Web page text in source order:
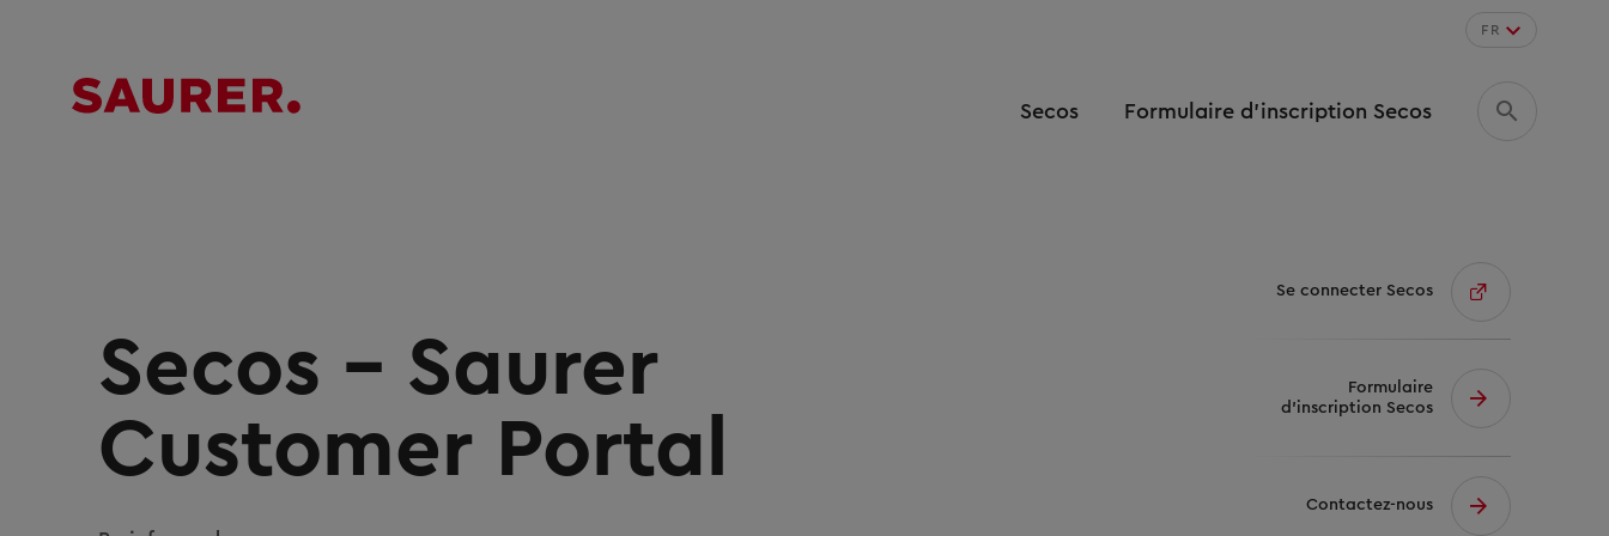
FR
Secos Formulaire d’inscription Secos
Secos – Saurer
Customer Portal
Se connecter Secos
Formulaire
d’inscription Secos
Contactez-nous